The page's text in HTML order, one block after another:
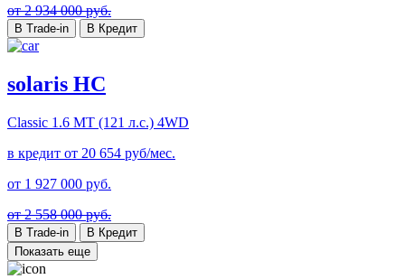
от 2 934 000 руб.
В Trade-in В Кредит
solaris HC
Classic 1.6 MT (121 л.с.) 4WD
в кредит от 20 654 руб/мес.
от 1 927 000 руб.
от 2 558 000 руб.
В Trade-in
В Кредит
Показать еще